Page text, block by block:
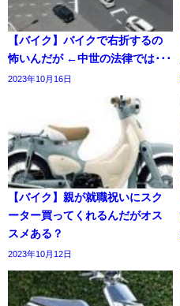
【バイク】バイクで右折するの
怖いんだが ←中世の法律では･･･
2023年10月16日
【バイク】親が就職祝いにスク
ーター買ってくれるんだがオス
スメある？
2023年10月12日